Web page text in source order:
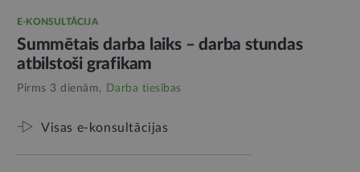
E-KONSULTĀCIJA
Summētais darba laiks – darba stundas
atbilstoši grafikam
Pirms 3 dienām, Darba tiesības
Visas e-konsultācijas